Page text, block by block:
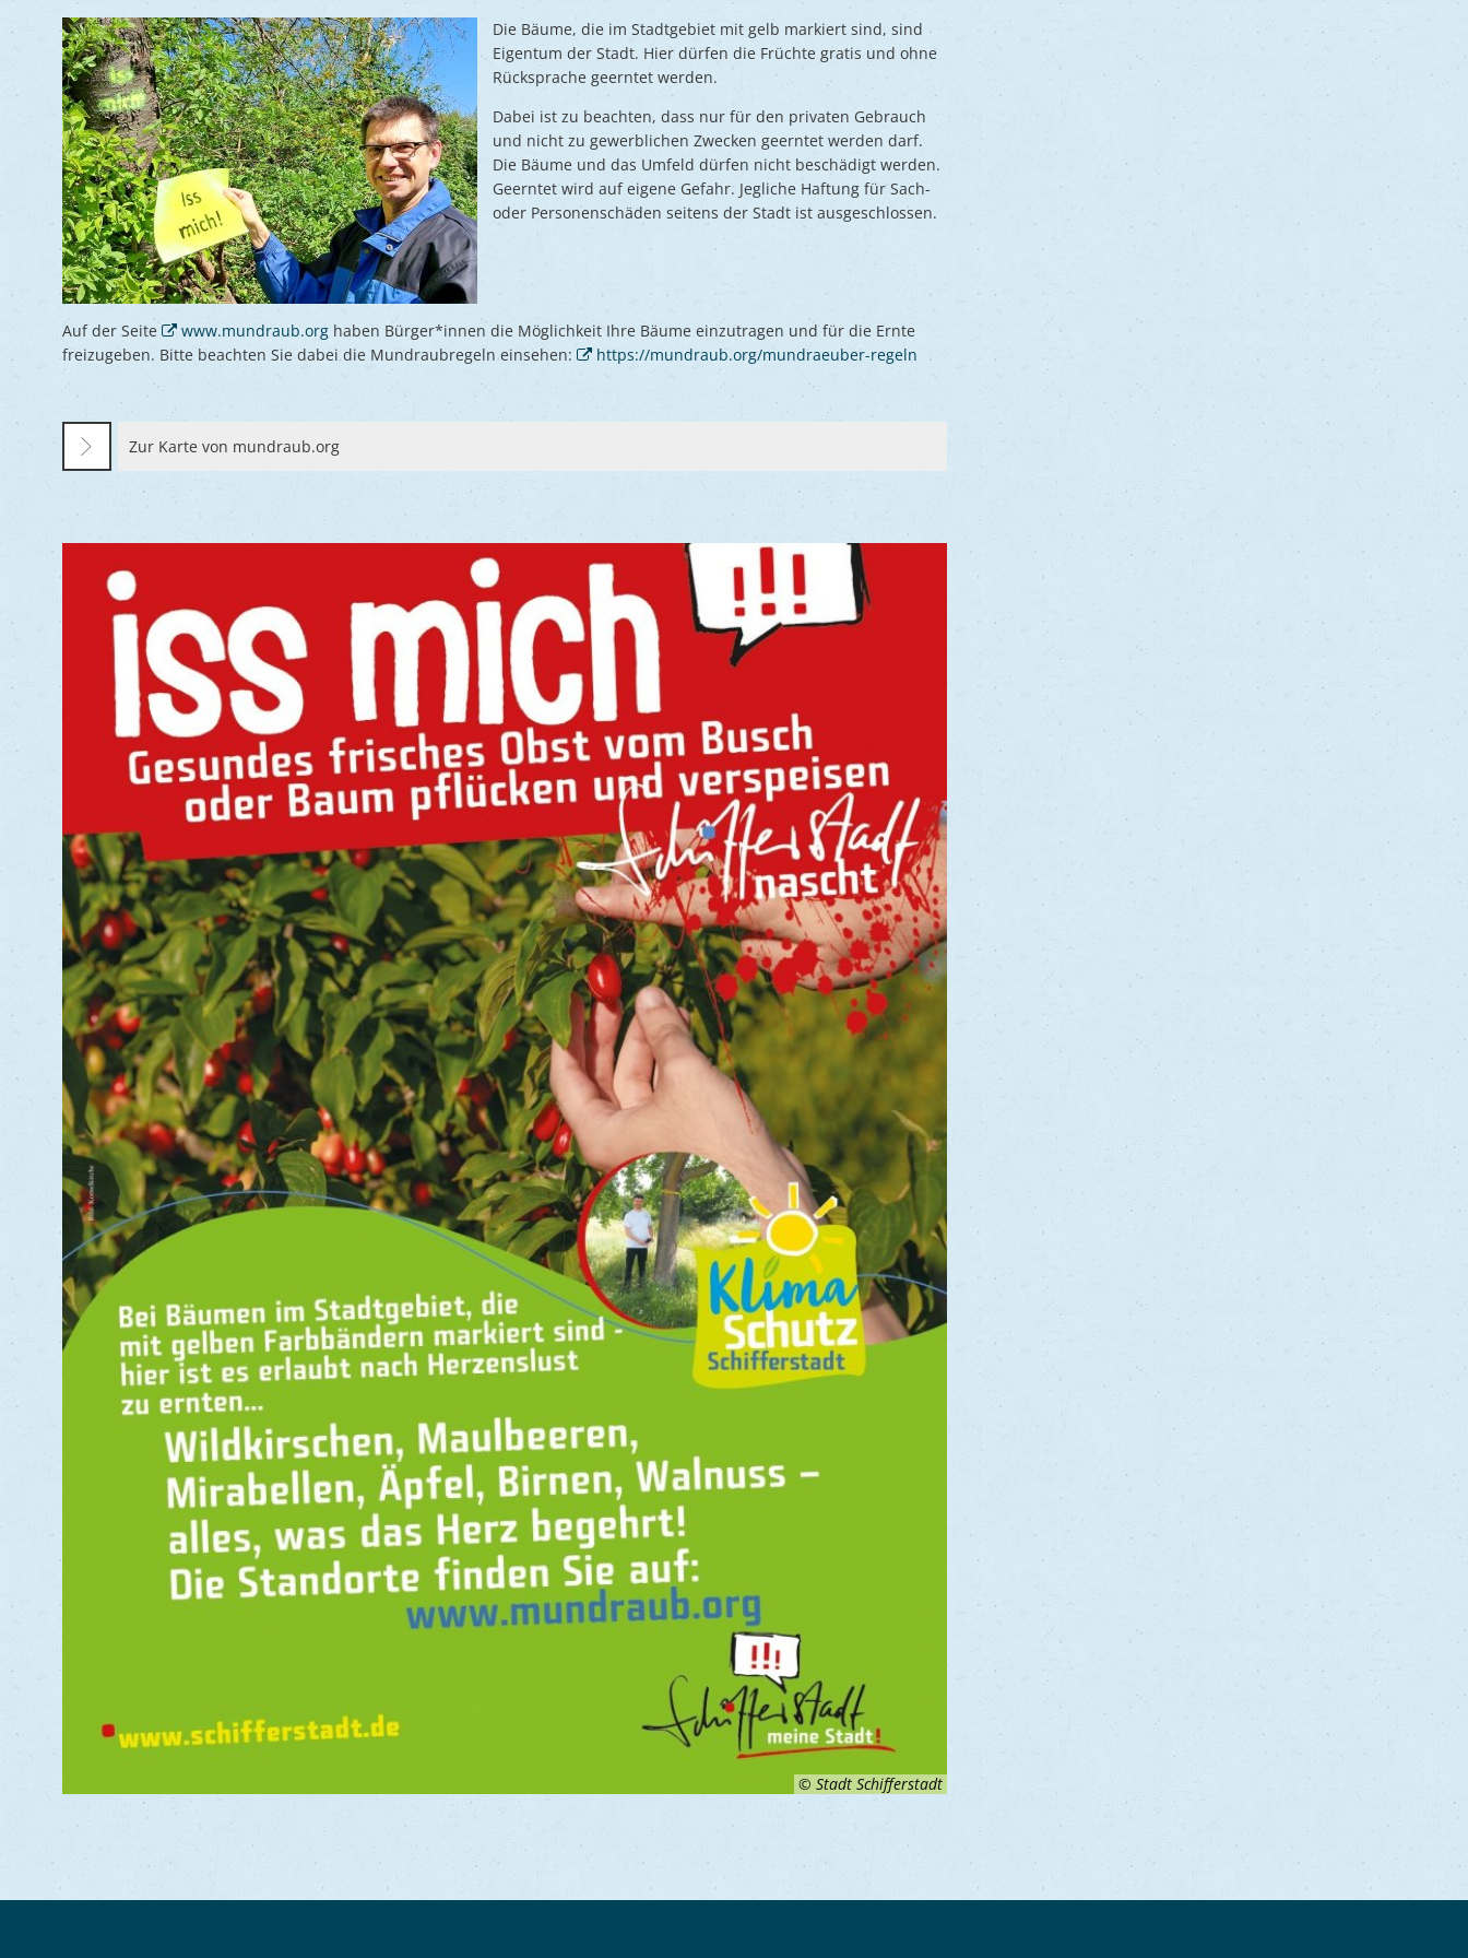
Die Bäume, die im Stadtgebiet mit gelb markiert sind, sind
Eigentum der Stadt. Hier dürfen die Früchte gratis und ohne
Rücksprache geerntet werden.
Dabei ist zu beachten, dass nur für den privaten Gebrauch
und nicht zu gewerblichen Zwecken geerntet werden darf.
Die Bäume und das Umfeld dürfen nicht beschädigt werden.
Geerntet wird auf eigene Gefahr. Jegliche Haftung für Sach-
oder Personenschäden seitens der Stadt ist ausgeschlossen.
Auf der Seite www.mundraub.orghaben Bürger*innen die Möglichkeit Ihre Bäume einzutragen und für die Ernte
freizugeben. Bitte beachten Sie dabei die Mundraubregeln einsehen:
https://mundraub.org/mundraeuber-regeln
Zur Karte von mundraub.org
© Stadt Schifferstadt